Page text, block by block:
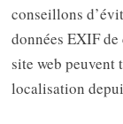
conseillons
données EXIF
site web peuvent
localisation